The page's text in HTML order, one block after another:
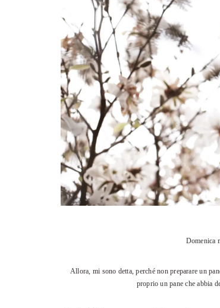
Domenica
Allora, mi sono detta, perché non preparare un
proprio un pane che abbia